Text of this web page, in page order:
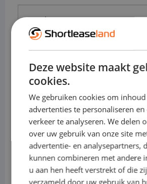
Prénom
Nom de famille
Adresse électronique
Numéro de téléphone
Posez-
nous
votre
question
Deze website maakt
cookies.
We gebruiken cookies om inhoud
advertenties te personaliseren
verkeer te analyseren. We delen
over uw gebruik van onze site
advertentie- en analysepartners,
kunnen combineren met andere
u aan hen heeft verstrekt of die